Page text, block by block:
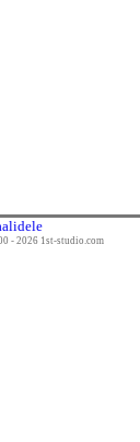
- 2026 1st-studio.com